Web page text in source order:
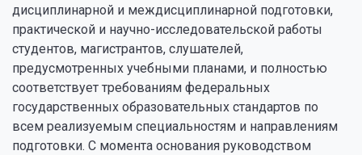
дисциплинарной и междисциплинарной подготовки,
практической и научно-исследовательской работы
студентов, магистрантов, слушателей,
предусмотренных учебными планами, и полностью
соответствует требованиям федеральных
государственных образовательных стандартов по
всем реализуемым специальностям и направлениям
подготовки. С момента основания руководством